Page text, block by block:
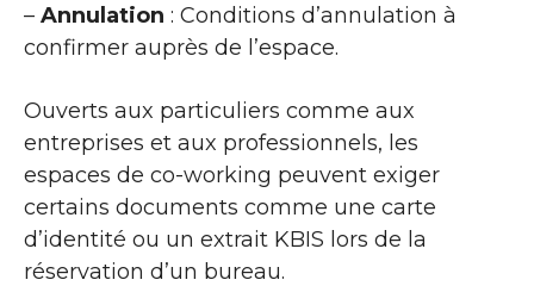
– Annulation : Conditions d’annulation à
confirmer auprès de l’espace.
Ouverts aux particuliers comme aux
entreprises et aux professionnels, les
espaces de co-working peuvent exiger
certains documents comme une carte
d’identité ou un extrait KBIS lors de la
réservation d’un bureau.